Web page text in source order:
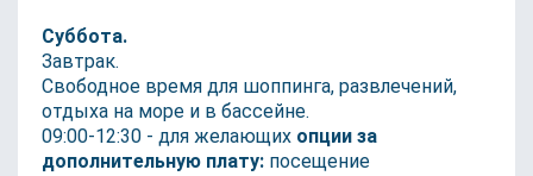
Суббота.
Завтрак.
Свободное время для шоппинга, развлечений,
отдыха на море и в бассейне.
09:00-12:30 - для желающих опции за
дополнительную плату: посещение